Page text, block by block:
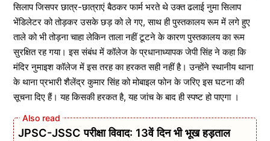
सिलाप जिसपर छात्र-छात्राएं बैठकर फार्म भरते थे उक्त ढलाई नुमा सिलाप
भेंडिलेटर को तोड़कर उसके छड़ को ले गए, साथ ही पुस्तकालय रूम में लगे हुए
ताले को भी तोड़ना चाहा लेकिन ताला नहीं टूटने के कारण पुस्तकालय का रूम
सुरक्षित रह गया। इस संबंध में कॉलेज के प्रधानाध्यापक जेपी सिंह ने कहा कि
मंदिर नुमाइश कॉलेज में इस तरह का हरकत सही नहीं है। उन्होंने स्थानीय थाना
के थाना प्रभारी शैलेंद्र कुमार सिंह को मोबाइल फोन के जरिए इस घटना की
सूचना दिए हैं। यह किसकी हरकत है, यह जांच के बाद ही स्पष्ट हो पाएगा ।
JPSC-JSSC परीक्षा विवाद: 13वें दिन भी भूख हड़ताल